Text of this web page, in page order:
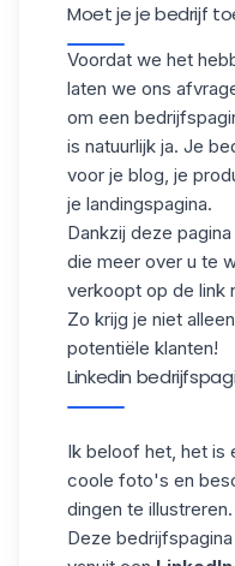
Moet je je bedrijf
Voordat we het
laten we ons
om een
is natuurlijk ja. Je
voor je blog, je
je landingspagina.
Dankzij deze
die meer over u te
verkoopt op de link
Zo krijg je niet
potentiële klanten!
Linkedin
Ik beloof het, het is
coole foto's en
dingen te illustreren.
Deze